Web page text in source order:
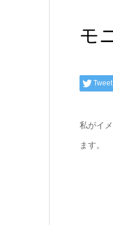
モ
Tweet
私がイ
ます。